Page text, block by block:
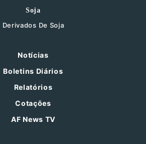
Soja
Derivados De Soja
Notícias
Boletins Diários
Relatórios
Cotações
AF News TV